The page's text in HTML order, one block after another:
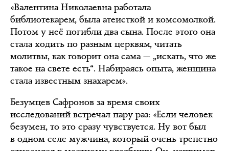
«Валентина Николаевна работала
библиотекарем, была атеисткой и комсомолкой.
Потом у неё погибли два сына. После этого она
стала ходить по разным церквям, читать
молитвы, как говорит она сама — „искать, что же
такое на свете есть“. Набираясь опыта, женщина
стала известным знахарем».
Безумцев Сафронов за время своих
исследований встречал пару раз: «Если человек
безумен, то это сразу чувствуется. Ну вот был
в одном селе мужчина, который очень трепетно